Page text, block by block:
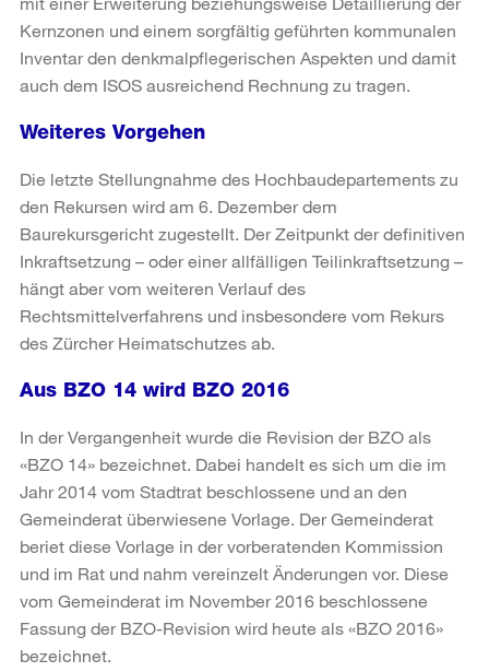
Kernzonen und einem sorgfältig geführten kommunalen
Inventar den denkmalpflegerischen Aspekten und damit
auch dem ISOS ausreichend Rechnung zu tragen.
Weiteres Vorgehen
Die letzte Stellungnahme des Hochbaudepartements zu
den Rekursen wird am 6. Dezember dem
Baurekursgericht zugestellt. Der Zeitpunkt der definitiven
Inkraftsetzung – oder einer allfälligen Teilinkraftsetzung –
hängt aber vom weiteren Verlauf des
Rechtsmittelverfahrens und insbesondere vom Rekurs
des Zürcher Heimatschutzes ab.
Aus BZO 14 wird BZO 2016
In der Vergangenheit wurde die Revision der BZO als
«BZO 14» bezeichnet. Dabei handelt es sich um die im
Jahr 2014 vom Stadtrat beschlossene und an den
Gemeinderat überwiesene Vorlage. Der Gemeinderat
beriet diese Vorlage in der vorberatenden Kommission
und im Rat und nahm vereinzelt Änderungen vor. Diese
vom Gemeinderat im November 2016 beschlossene
Fassung der BZO-Revision wird heute als «BZO 2016»
bezeichnet.